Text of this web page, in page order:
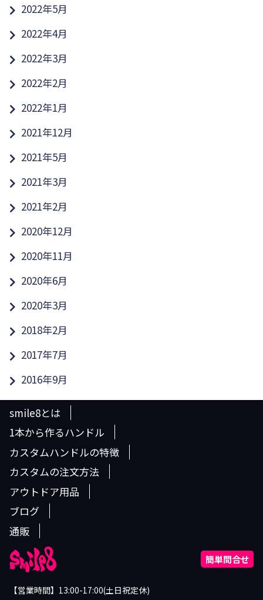
2022年5月
2022年4月
2022年3月
2022年2月
2022年1月
2021年12月
2021年5月
2021年3月
2021年2月
2020年12月
2020年11月
2020年6月
2020年3月
2018年2月
2017年7月
2016年9月
smile8とは
1本から作るハンドル
カスタムハンドルの特徴
カスタムの注文方法
アウトドア用品
ブログ
通販
簡単問合せ
【営業時間】13:00-17:00(土日祝定休)